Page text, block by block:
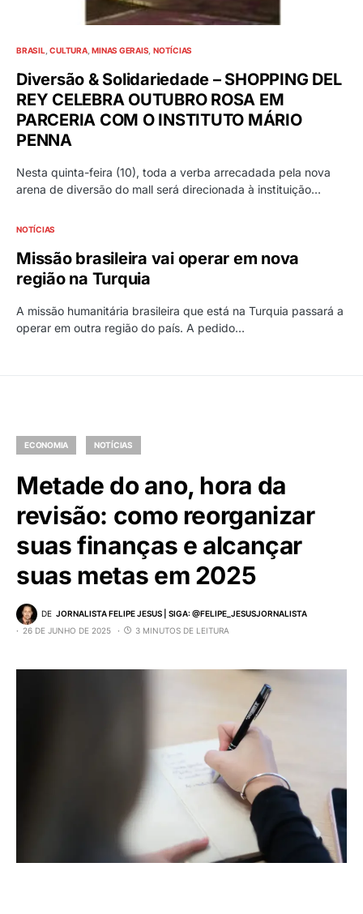
BRASIL CULTURA MINAS GERAIS NOTÍCIAS
Diversão & Solidariedade – SHOPPING DEL
REY CELEBRA OUTUBRO ROSA EM
PARCERIA COM O INSTITUTO MÁRIO
PENNA
Nesta quinta-feira (10), toda a verba arrecadada pela nova
arena de diversão do mall será direcionada à instituição…
NOTÍCIAS
Missão brasileira vai operar em nova
região na Turquia
A missão humanitária brasileira que está na Turquia passará a
operar em outra região do país. A pedido…
ECONOMIA NOTÍCIAS
Metade do ano, hora da
revisão: como reorganizar
suas finanças e alcançar
suas metas em 2025
DE JORNALISTA FELIPE JESUS | SIGA: @FELIPE_JESUSJORNALISTA
26 DE JUNHO DE 2025
3 MINUTOS DE LEITURA